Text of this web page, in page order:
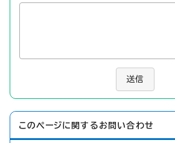
送信
このページに関する お問い合わせ